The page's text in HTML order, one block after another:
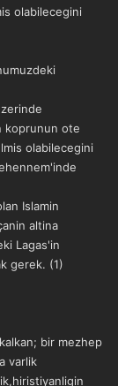
olabilecegini
koprunun ote
olabilecegini
Islamin
altina
Lagas'in
gerek. (1)
bir mezhep
varlik